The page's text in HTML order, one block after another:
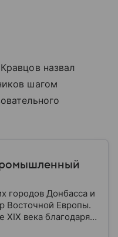
назвал
шагом
городов Донбасса и
Восточной Европы.
XIX века благодаря
а